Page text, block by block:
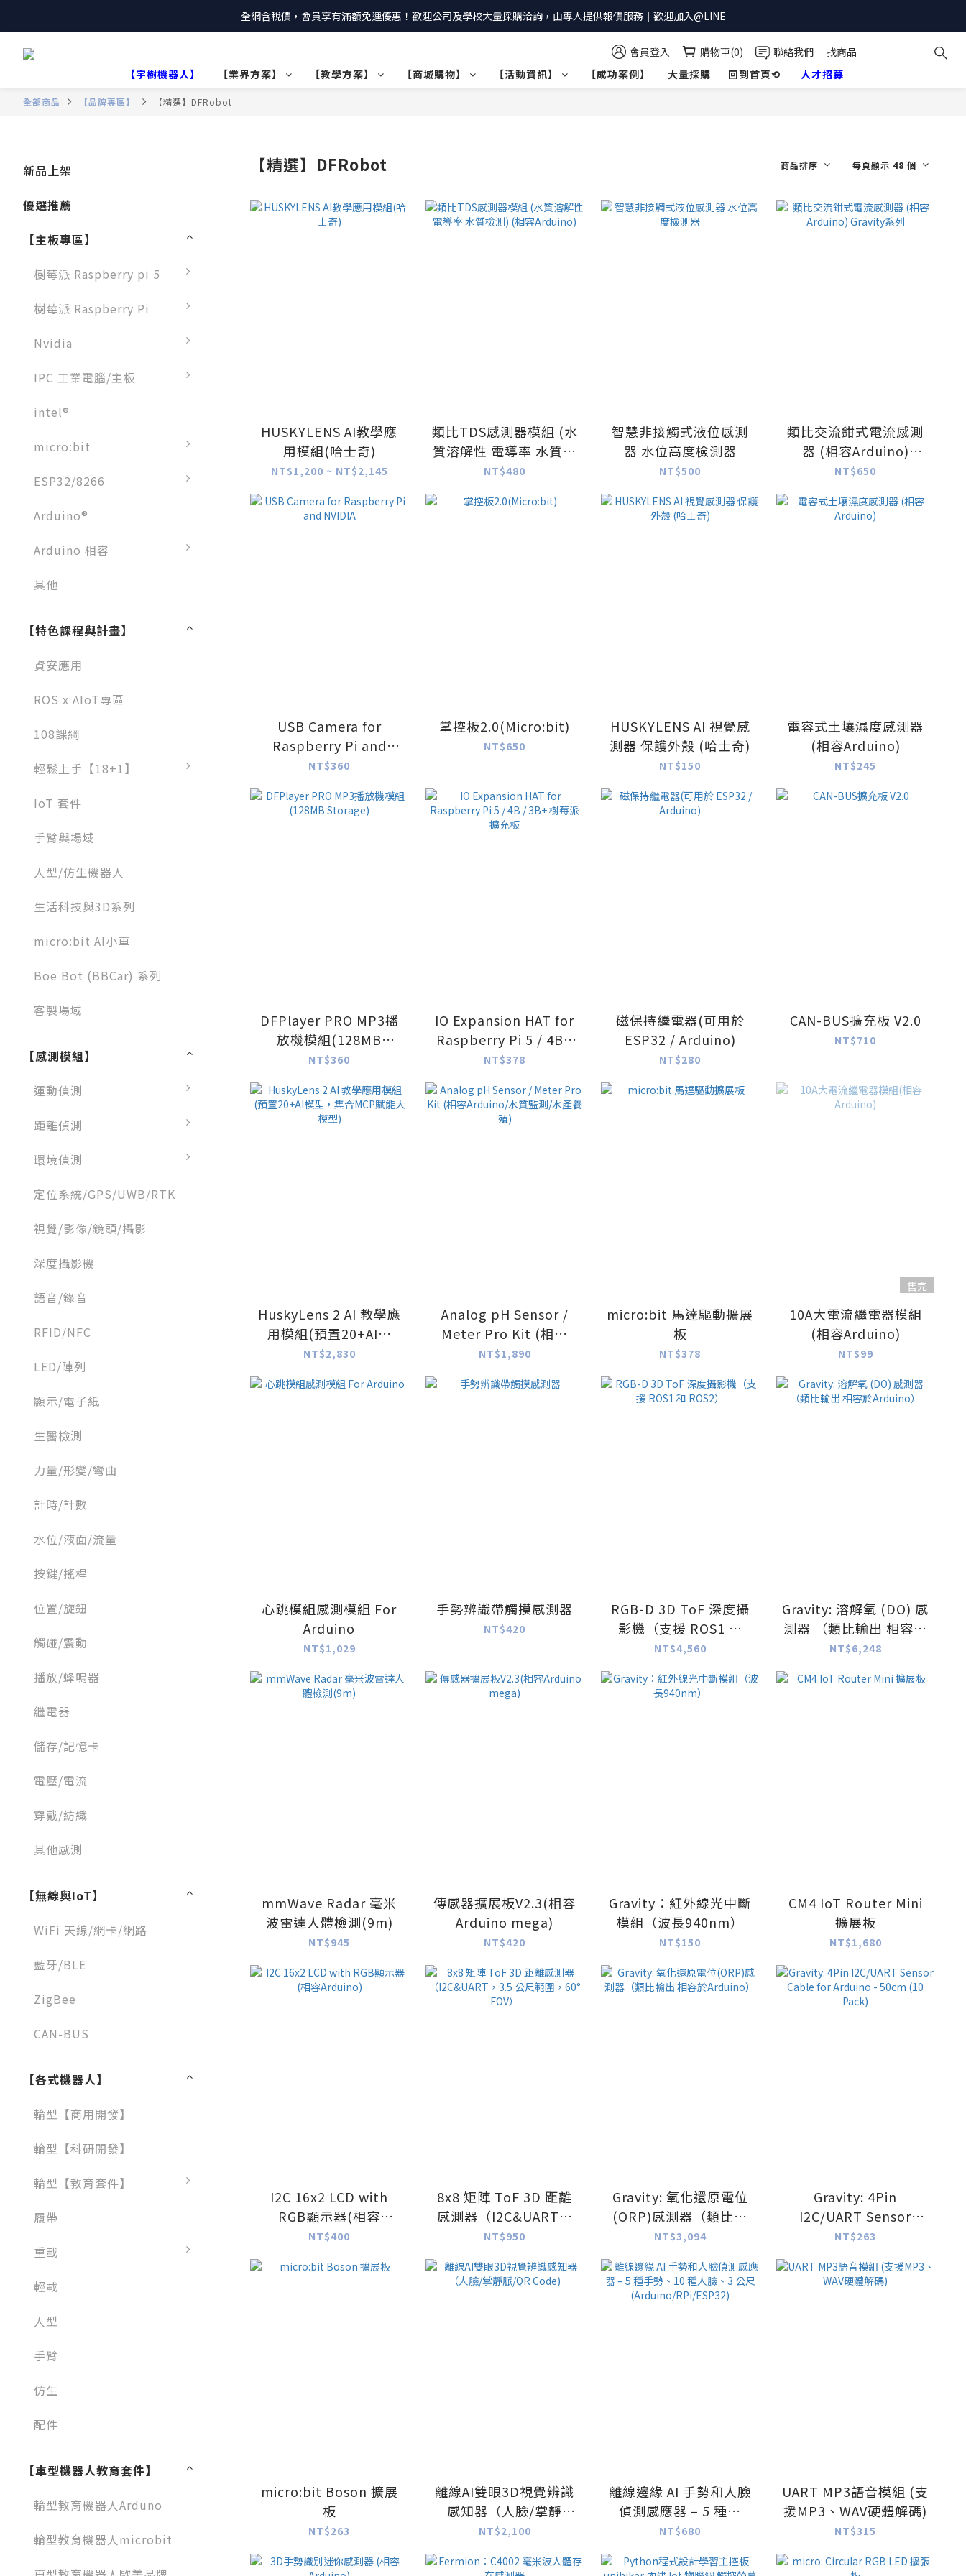
全網含稅價，會員享有滿額免運優惠！歡迎公司及學校大量採購洽詢，由專人提供報價服務｜歡迎加入@LINE
會員登入 購物車(0)
聯絡我們
【宇樹機器人】
【業界方案】 【教學方案】 【商城購物】 【活動資訊】 【成功案例】 大量採購 回到首頁⟲ 人才招募
全部商品 【品牌專區】 【精選】DFRobot
新品上架
優選推薦
【主板專區】
樹莓派 Raspberry pi 5
樹莓派 Raspberry Pi
Nvidia
IPC 工業電腦/主板
intel®
micro:bit
ESP32/8266
Arduino®
Arduino 相容
其他
【特色課程與計畫】
資安應用
ROS x AIoT專區
108課綱
輕鬆上手【18+1】
IoT 套件
手臂與場域
人型/仿生機器人
生活科技與3D系列
micro:bit AI小車
Boe Bot (BBCar) 系列
客製場域
【感測模組】
運動偵測
距離偵測
環境偵測
定位系統/GPS/UWB/RTK
視覺/影像/鏡頭/攝影
深度攝影機
語音/錄音
RFID/NFC
LED/陣列
顯示/電子紙
生醫檢測
力量/形變/彎曲
計時/計數
水位/液面/流量
按鍵/搖桿
位置/旋鈕
觸碰/震動
播放/蜂鳴器
繼電器
儲存/記憶卡
電壓/電流
穿戴/紡織
其他感測
【無線與IoT】
WiFi 天線/網卡/網路
藍牙/BLE
ZigBee
CAN-BUS
【各式機器人】
輪型【商用開發】
輪型【科研開發】
輪型【教育套件】
履帶
重載
輕載
人型
手臂
仿生
配件
【車型機器人教育套件】
輪型教育機器人Arduno
輪型教育機器人microbit
【精選】DFRobot 商品排序 每頁顯示 48 個
HUSKYLENS AI教學應
用模組(哈士奇)
NT$1,200 ~ NT$2,145
類比TDS感測器模組 (水
質溶解性 電導率 水質檢
測) (相容Arduino)
NT$480
智慧非接觸式液位感測
器 水位高度檢測器
NT$500
類比交流鉗式電流感測
器 (相容Arduino)
Gravity系列
NT$650
USB Camera for
Raspberry Pi and
NVIDIA
NT$360
掌控板2.0(Micro:bit)
NT$650
HUSKYLENS AI 視覺感
測器 保護外殼 (哈士奇)
NT$150
電容式土壤濕度感測器
(相容Arduino)
NT$245
DFPlayer PRO MP3播
放機模組(128MB
Storage)
NT$360
IO Expansion HAT for
Raspberry Pi 5 / 4B /
3B+ 樹莓派 擴充板
NT$378
磁保持繼電器(可用於
ESP32 / Arduino)
NT$280
CAN-BUS擴充板 V2.0
NT$710
HuskyLens 2 AI 教學應
用模組(預置20+AI模
型，集合MCP賦能大模
NT$2,830
Analog pH Sensor /
Meter Pro Kit (相容
Arduino/水質監測/水產
NT$1,890
micro:bit 馬達驅動擴展
板
NT$378
售完
10A大電流繼電器模組
(相容Arduino)
NT$99
心跳模組感測模組 For
Arduino
NT$1,029
手勢辨識帶觸摸感測器
NT$420
RGB-D 3D ToF 深度攝
影機（支援 ROS1 和
ROS2）
NT$4,560
Gravity: 溶解氧 (DO) 感
測器 （類比輸出 相容於
Arduino）
NT$6,248
mmWave Radar 毫米
波雷達人體檢測(9m)
NT$945
傳感器擴展板V2.3(相容
Arduino mega)
NT$420
Gravity：紅外線光中斷
模組（波長940nm）
NT$150
CM4 IoT Router Mini
擴展板
NT$1,680
I2C 16x2 LCD with
RGB顯示器(相容
Arduino)
NT$400
8x8 矩陣 ToF 3D 距離
感測器（I2C&UART，
3.5 公尺範圍，60°
NT$950
Gravity: 氧化還原電位
(ORP)感測器（類比輸
出 相容於Arduino）
NT$3,094
Gravity: 4Pin
I2C/UART Sensor
Cable for Arduino -
NT$263
micro:bit Boson 擴展
板
NT$263
離線AI雙眼3D視覺辨識
感知器（人臉/掌靜
脈/QR Code)
NT$2,100
離線邊緣 AI 手勢和人臉
偵測感應器 – 5 種手
勢、10 種人臉、3 公尺
NT$680
UART MP3語音模組 (支
援MP3、WAV硬體解碼)
NT$315